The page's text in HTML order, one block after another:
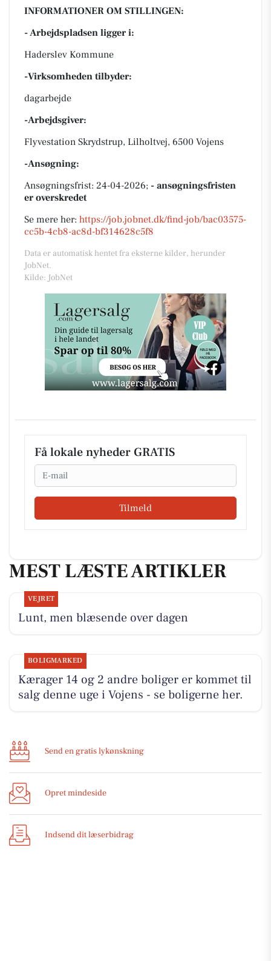
INFORMATIONER OM STILLINGEN:
- Arbejdspladsen ligger i:
Haderslev Kommune
-Virksomheden tilbyder:
dagarbejde
-Arbejdsgiver:
Flyvestation Skrydstrup, Lilholtvej, 6500 Vojens
-Ansøgning:
Ansøgningsfrist: 24-04-2026; - ansøgningsfristen
er overskredet
Se mere her: https://job.jobnet.dk/find-job/bac03575-
cc5b-4cb8-ac8d-bf314628c5f8
Data er automatisk hentet fra eksterne kilder, herunder
JobNet.
Kilde: JobNet
Få lokale nyheder GRATIS
Email
Tilmeld
MEST LÆSTE ARTIKLER
VEJRET
Lunt, men blæsende over dagen
BOLIGMARKED
Kærager 14 og 2 andre boliger er kommet til
salg denne uge i Vojens - se boligerne her.
Send en gratis lykønskning
Opret mindeside
Indsend dit læserbidrag